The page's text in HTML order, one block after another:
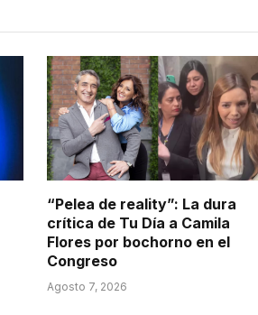
“Pelea de reality”: La dura
crítica de Tu Día a Camila
Flores por bochorno en el
Congreso
Agosto 7, 2026